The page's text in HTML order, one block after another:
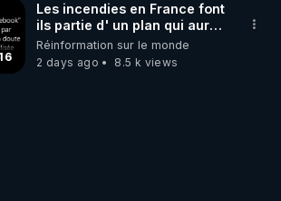
Les incendies en France font
ils partie d' un plan qui aurait
débuté le 11 septembre 2001
?
Réinformation sur le monde
2 days ago
8.5 k views